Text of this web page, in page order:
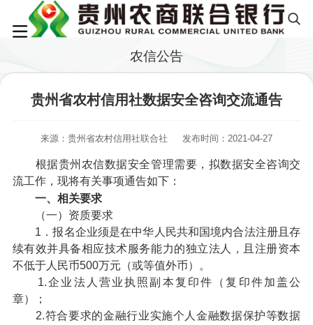
农信公告
贵州省农村信用社数据安全咨询交流通告
来源：贵州省农村信用社联合社 发布时间：2021-04-27
根据贵州农信数据安全管理需要，拟数据安全咨询交
流工作，现将有关事项通告如下：
一、相关要求
（一）资质要求
1．报名企业须是在中华人民共和国境内合法注册且存
续有效并具备相应技术服务能力的独立法人，且注册资本
不低于人民币500万元（或等值外币）。
1.企业法人营业执照副本复印件（复印件加盖公
章）；
2.符合要求的金融行业实施个人金融数据保护等数据